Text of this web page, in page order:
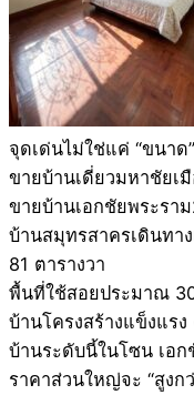
จุดเด่นไม่ใช่แค่ “ขนาด
ขายบ้านเดี่ยวมหาชัยเ
ขายบ้านเอกชัยพระรา
บ้านสมุทรสาครเดินทาง
81 ตารางวา
พื้นที่ใช้สอยประมาณ
บ้านโครงสร้างแข็งแร
บ้านระดับนี้ในโซน เอก
ราคาส่วนใหญ่จะ “สูงก